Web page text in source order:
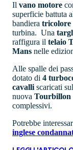
Il vano motore
superficie battuta
bandiera tricolore
turbina. Una
raffigura il telaio
Mans nelle
Alle spalle dei
dotato di 4
cavalli scaricati
nuova Tourbillon
complessivi.
Potrebbe
inglese